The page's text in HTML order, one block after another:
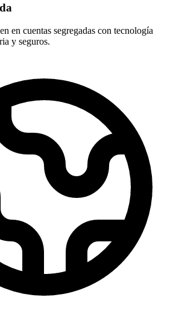
en cuentas segregadas con tecnología
y seguros.